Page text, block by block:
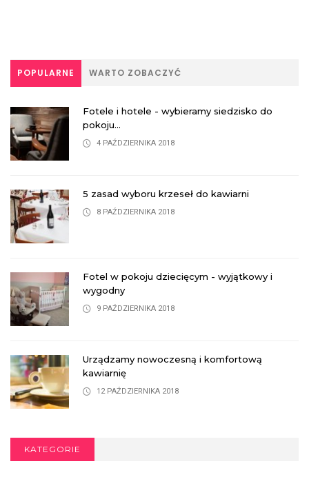
POPULARNE WARTO ZOBACZYĆ
Fotele i hotele - wybieramy siedzisko do
pokoju...
4 PAŹDZIERNIKA 2018
5 zasad wyboru krzeseł do kawiarni
8 PAŹDZIERNIKA 2018
Fotel w pokoju dziecięcym - wyjątkowy i
wygodny
9 PAŹDZIERNIKA 2018
Urządzamy nowoczesną i komfortową
kawiarnię
12 PAŹDZIERNIKA 2018
KATEGORIE